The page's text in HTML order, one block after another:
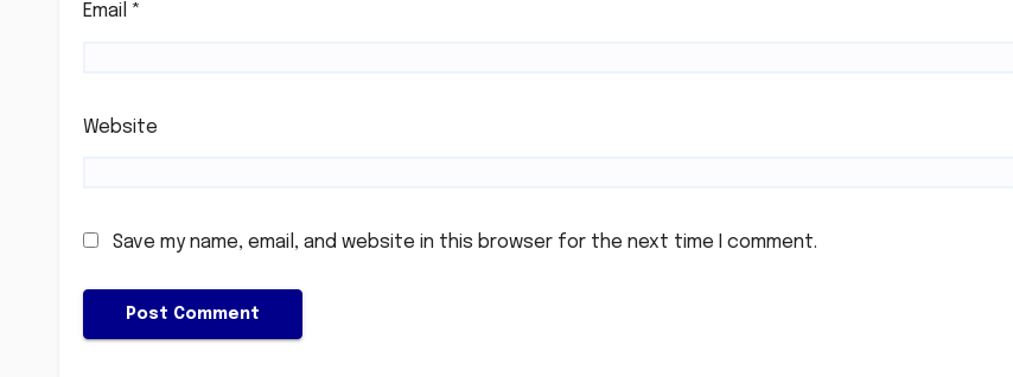
Email *
Website
Save my name, email, and website in this browser for the next time I comment.